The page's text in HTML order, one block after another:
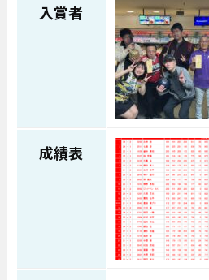
入賞者
成績表